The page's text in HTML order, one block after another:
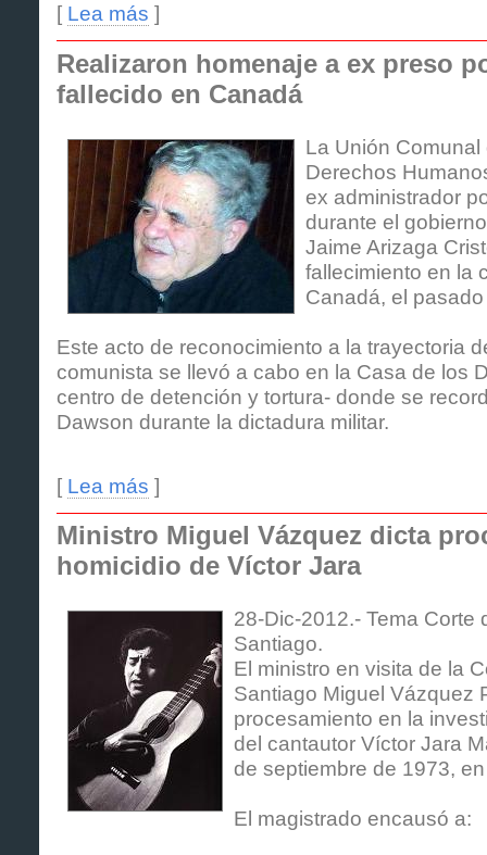
[ Lea más ]
Realizaron homenaje a ex preso
fallecido en Canadá
La Unión
Derechos
ex administrador
durante el
Jaime Arizaga
fallecimiento en la
Canadá, el
Este acto de reconocimiento a la trayectoria
comunista se llevó a cabo en la Casa de los
centro de detención y tortura- donde se
Dawson durante la dictadura militar.
[ Lea más ]
Ministro Miguel Vázquez dicta
homicidio de Víctor Jara
28-Dic-2012.- Tema Corte
Santiago.
El ministro en visita de la
Santiago Miguel Vázquez
procesamiento en la
del cantautor Víctor Jara
de septiembre de 1973,
El magistrado encausó a: